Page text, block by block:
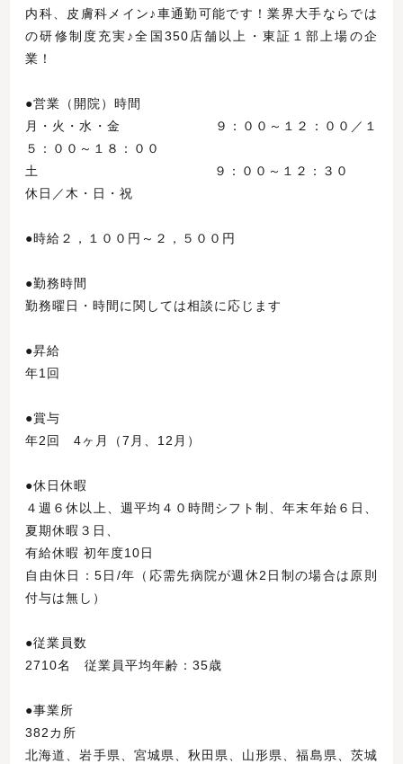
内科、皮膚科メイン♪車通勤可能です！業界大手ならでは
の研修制度充実♪全国350店舗以上・東証１部上場の企
業！
●営業（開院）時間
月・火・水・金 ９：００～１２：００／１
５：００～１８：００
土 ９：００～１２：３０
休日／木・日・祝
●時給２，１００円～２，５００円
●勤務時間
勤務曜日・時間に関しては相談に応じます
●昇給
年1回
●賞与
年2回 4ヶ月（7月、12月）
●休日休暇
４週６休以上、週平均４０時間シフト制、年末年始６日、
夏期休暇３日、
有給休暇 初年度10日
自由休日：5日/年（応需先病院が週休2日制の場合は原則
付与は無し）
●従業員数
2710名 従業員平均年齢：35歳
●事業所
382カ所
北海道、岩手県、宮城県、秋田県、山形県、福島県、茨城